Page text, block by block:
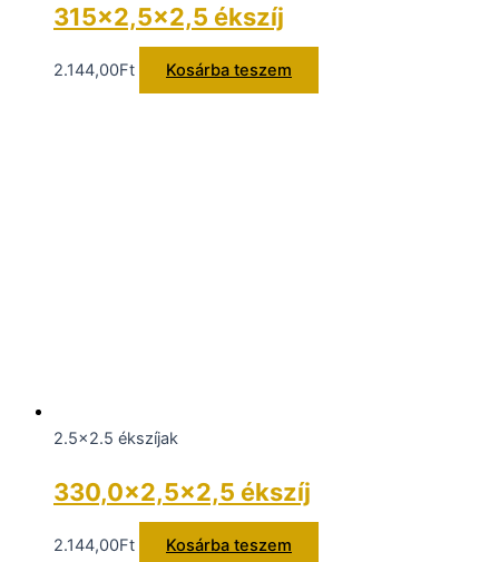
315×2,5×2,5 ékszíj
2.144,00Ft Kosárba teszem
2.5x2.5 ékszíjak
330,0×2,5×2,5 ékszíj
2.144,00Ft Kosárba teszem